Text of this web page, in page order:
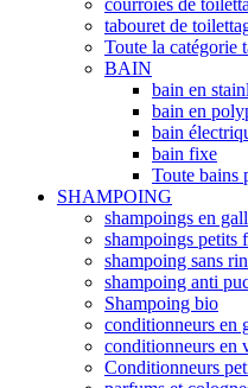
courroies de
tabouret de
Toute la catégorie
BAIN
bain en
bain en
bain
bain fixe
Toute bains
SHAMPOING
shampoings en
shampoings petits
shampoing sans
shampoing anti
Shampoing bio
conditionneurs en
conditionneurs en
Conditionneurs